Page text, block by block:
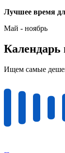
Лучшее время
Май - ноябрь
Календарь
Ищем самые